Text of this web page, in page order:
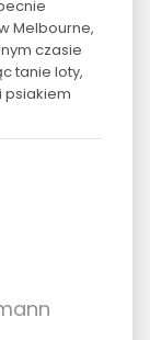
Melbourne,
czasie
tanie loty,
psiakiem